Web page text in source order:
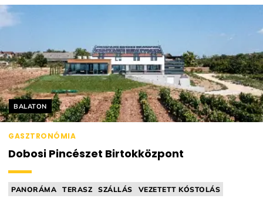
Helyszín címkék:
BALATON
GASZTRONÓMIA
Dobosi Pincészet Birtokközpont
PANORÁMA TERASZ SZÁLLÁS
VEZETETT KÓSTOLÁS